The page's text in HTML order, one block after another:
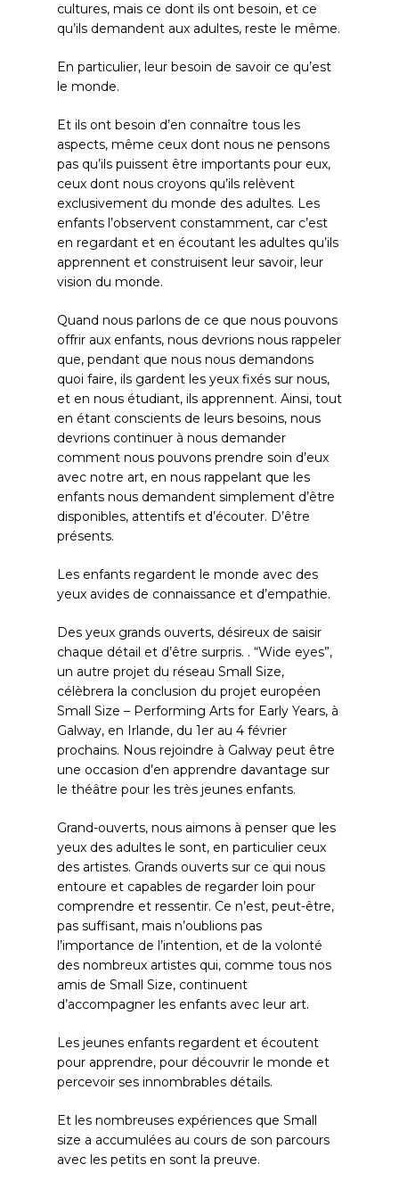
cultures, mais ce dont ils ont besoin, et ce
qu’ils demandent aux adultes, reste le même.
En particulier, leur besoin de savoir ce qu’est
le monde.
Et ils ont besoin d’en connaître tous les
aspects, même ceux dont nous ne pensons
pas qu’ils puissent être importants pour eux,
ceux dont nous croyons qu’ils relèvent
exclusivement du monde des adultes. Les
enfants l’observent constamment, car c’est
en regardant et en écoutant les adultes qu’ils
apprennent et construisent leur savoir, leur
vision du monde.
Quand nous parlons de ce que nous pouvons
offrir aux enfants, nous devrions nous rappeler
que, pendant que nous nous demandons
quoi faire, ils gardent les yeux fixés sur nous,
et en nous étudiant, ils apprennent. Ainsi, tout
en étant conscients de leurs besoins, nous
devrions continuer à nous demander
comment nous pouvons prendre soin d’eux
avec notre art, en nous rappelant que les
enfants nous demandent simplement d’être
disponibles, attentifs et d’écouter. D’être
présents.
Les enfants regardent le monde avec des
yeux avides de connaissance et d’empathie.
Des yeux grands ouverts, désireux de saisir
chaque détail et d’être surpris. . “Wide eyes”,
un autre projet du réseau Small Size,
célèbrera la conclusion du projet européen
Small Size – Performing Arts for Early Years, à
Galway, en Irlande, du 1er au 4 février
prochains. Nous rejoindre à Galway peut être
une occasion d’en apprendre davantage sur
le théâtre pour les très jeunes enfants.
Grand-ouverts, nous aimons à penser que les
yeux des adultes le sont, en particulier ceux
des artistes. Grands ouverts sur ce qui nous
entoure et capables de regarder loin pour
comprendre et ressentir. Ce n’est, peut-être,
pas suffisant, mais n’oublions pas
l’importance de l’intention, et de la volonté
des nombreux artistes qui, comme tous nos
amis de Small Size, continuent
d’accompagner les enfants avec leur art.
Les jeunes enfants regardent et écoutent
pour apprendre, pour découvrir le monde et
percevoir ses innombrables détails.
Et les nombreuses expériences que Small
size a accumulées au cours de son parcours
avec les petits en sont la preuve.